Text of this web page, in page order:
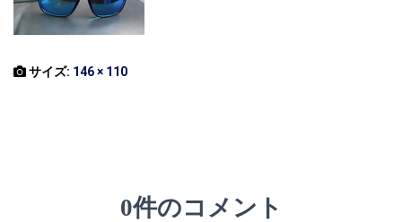
サイズ: 146 × 110
0件のコメント